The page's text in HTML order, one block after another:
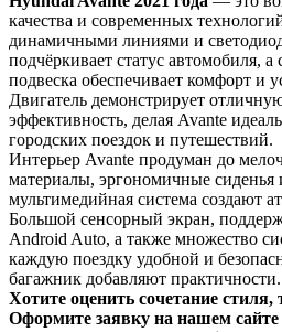
качества и современных
динамичными линиями и
подчёркивает статус автомобиля, а
подвеска обеспечивает комфорт и
Двигатель демонстрирует
эффективность, делая Avante
городских поездок и путешествий.
Интерьер Avante продуман до
материалы, эргономичные сиденья
мультимедийная система создают
Большой сенсорный экран,
Android Auto, а также множество
каждую поездку удобной и
багажник добавляют практичности.
Хотите оценить сочетание
Оформите заявку на нашем